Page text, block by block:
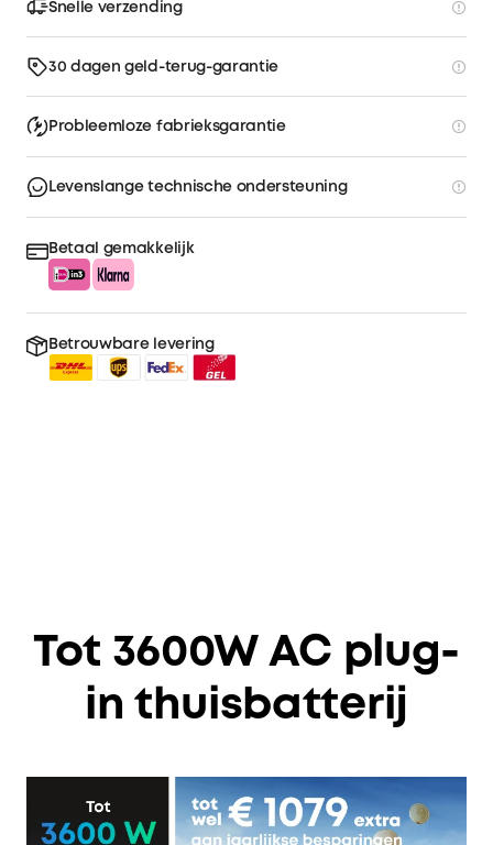
Snelle verzending
30 dagen geld-terug-garantie
Probleemloze fabrieksgarantie
Levenslange technische ondersteuning
Betaal gemakkelijk
Betrouwbare levering
Tot 3600W AC plug-
in thuisbatterij